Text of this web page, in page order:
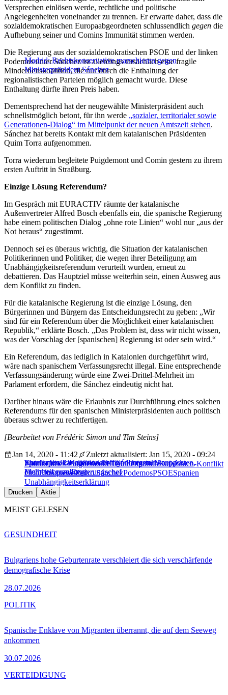
Versprechen einlösen werde, rechtliche und politische
Angelegenheiten voneinander zu trennen. Er erwarte daher, dass die
sozialdemokratischen Europaabgeordneten schlussendlich gegen die
Aufhebung seiner und Comins Immunität stimmen werden.
Madrid: Rechtskonservative marschieren gegen
Ministerpräsident Sánchez
Die Regierung aus der sozialdemokratischen PSOE und der linken
Podemos unter Sánchez ist allerdings tatsächlich eine fragile
Minderheitskoalition, die nur durch die Enthaltung der
regionalistischen Parteien möglich gemacht wurde. Diese
Enthaltung dürfte ihren Preis haben.
Dementsprechend hat der neugewählte Ministerpräsident auch
schnellstmöglich betont, für ihn werde „sozialer, territorialer sowie
Generationen-Dialog“ im Mittelpunkt der neuen Amtszeit stehen.
Sánchez hat bereits Kontakt mit dem katalanischen Präsidenten
Quim Torra aufgenommen.
Torra wiederum begleitete Puigdemont und Comin gestern zu ihrem
ersten Auftritt in Straßburg.
Einzige Lösung Referendum?
Im Gespräch mit EURACTIV räumte der katalanische
Außenvertreter Alfred Bosch ebenfalls ein, die spanische Regierung
habe einem politischen Dialog „ohne rote Linien“ wohl nur „aus der
Not heraus“ zugestimmt.
Dennoch sei es überaus wichtig, die Situation der katalanischen
Politikerinnen und Politiker, die wegen ihrer Beteiligung am
Unabhängigkeitsreferendum verurteilt wurden, erneut zu
debattieren. Das Hauptziel müsse weiterhin sein, einen Ausweg aus
dem Konflikt zu finden.
Für die katalanische Regierung ist die einzige Lösung, den
Bürgerinnen und Bürgern das Entscheidungsrecht zu geben: „Wir
sind für ein Referendum über die Möglichkeit einer katalanischen
Republik,“ erklärte Bosch. „Das Problem ist, dass wir nicht wissen,
was der Vorschlag der [spanischen] Regierung ist oder sein wird.“
Ein Referendum, das lediglich in Katalonien durchgeführt wird,
wäre nach spanischem Verfassungsrecht illegal. Eine entsprechende
Verfassungsänderung würde eine Zwei-Drittel-Mehrheit im
Parlament erfordern, die Sánchez eindeutig nicht hat.
Darüber hinaus wäre die Erlaubnis zur Durchführung eines solchen
Referendums für den spanischen Ministerpräsidenten auch politisch
überaus schwer zu rechtfertigen.
[Bearbeitet von Frédéric Simon und Tim Steins]
Katalonien: Urteile und heftige Proteste
Spanisches Parlament wählt Sánchez mit knapper
Mehrheit zum Regierungschef
The Capitals: Koalitionsverhandlungen, Maut-Akten,
Freiheitsberaubung
Jan 14, 2020 - 11:42
Zuletzt aktualisiert: Jan 15, 2020 - 09:24
PolitikCarles PuigdemontEU-InnenpolitikKatalonien-Konflikt
Oriol JunquerasPedro SánchezPodemosPSOESpanien
Unabhängigkeitserklärung
Drucken Aktie
MEIST GELESEN
Bulgariens hohe Geburtenrate verschleiert die sich verschärfende
demografische Krise
28.07.2026
GESUNDHEIT
Spanische Enklave von Migranten überrannt, die auf dem Seeweg
ankommen
30.07.2026
POLITIK
VERTEIDIGUNG